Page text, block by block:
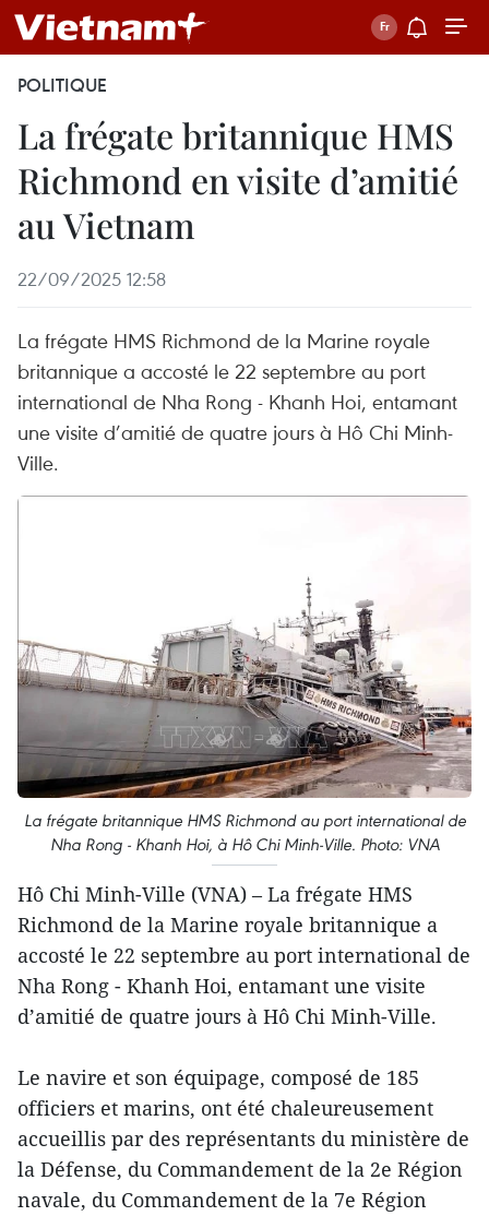
POLITIQUE
La frégate britannique HMS
Richmond en visite d’amitié
au Vietnam
22/09/2025 12:58
La frégate HMS Richmond de la Marine royale
britannique a accosté le 22 septembre au port
international de Nha Rong - Khanh Hoi, entamant
une visite d’amitié de quatre jours à Hô Chi Minh-
Ville.
La frégate britannique HMS Richmond au port international de
Nha Rong - Khanh Hoi, à Hô Chi Minh-Ville. Photo: VNA
Hô Chi Minh-Ville (VNA) – La frégate HMS
Richmond de la Marine royale britannique a
accosté le 22 septembre au port international de
Nha Rong - Khanh Hoi, entamant une visite
d’amitié de quatre jours à Hô Chi Minh-Ville.
Le navire et son équipage, composé de 185
officiers et marins, ont été chaleureusement
accueillis par des représentants du ministère de
la Défense, du Commandement de la 2e Région
navale, du Commandement de la 7e Région